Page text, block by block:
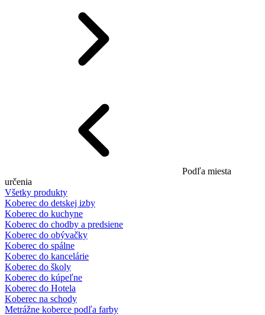
Podľa miesta
určenia
Všetky produkty
Koberec do detskej izby
Koberec do kuchyne
Koberec do chodby a predsiene
Koberec do obývačky
Koberec do spálne
Koberec do kancelárie
Koberec do školy
Koberec do kúpeľne
Koberec do Hotela
Koberec na schody
Metrážne koberce podľa farby